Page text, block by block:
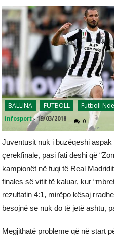
BALLINA FUTBOLL Futboll
infosport -19/03/2018 0
Juventusit nuk i buzëqeshi
çerekfinale, pasi fati deshi që
kampionët në fuqi të Real
finales së vitit të kaluar, kur
rezultatin 4:1, mirëpo kësaj
besojnë se nuk do të jetë ashtu,
Megjithatë probleme që në start